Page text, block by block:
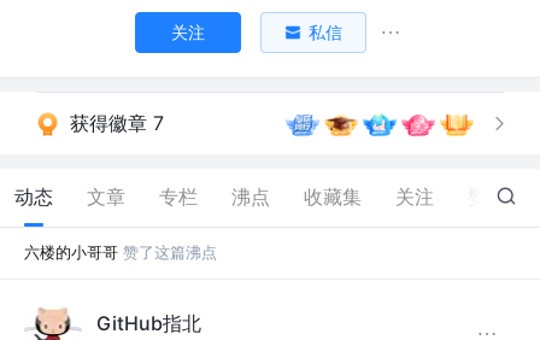
关注 私信
获得徽章 7
动态 文章 专栏 沸点 收藏集 关注 43
六楼的小哥哥 赞了这篇沸点
GitHub指北